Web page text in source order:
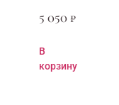
5 050 ₽
В
корзину